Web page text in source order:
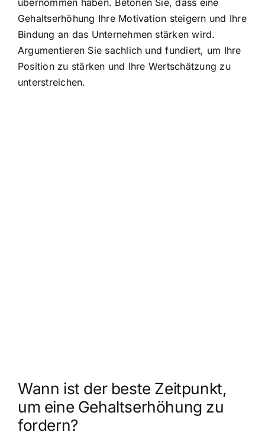
Gehaltserhöhung Ihre Motivation steigern und Ihre
Bindung an das Unternehmen stärken wird.
Argumentieren Sie sachlich und fundiert, um Ihre
Position zu stärken und Ihre Wertschätzung zu
unterstreichen.
Wann ist der beste Zeitpunkt,
um eine Gehaltserhöhung zu
fordern?